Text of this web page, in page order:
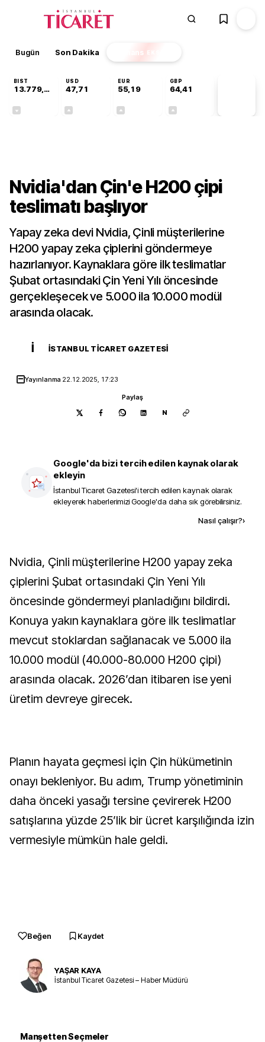
Bugün Son Dakika Finans EKSTRA
BIST
13.779,39
USD
47,71
EUR
55,19
GBP
64,41
Nvidia'dan Çin'e H200 çipi
teslimatı başlıyor
Yapay zeka devi Nvidia, Çinli müşterilerine
H200 yapay zeka çiplerini göndermeye
hazırlanıyor. Kaynaklara göre ilk teslimatlar
Şubat ortasındaki Çin Yeni Yılı öncesinde
gerçekleşecek ve 5.000 ila 10.000 modül
arasında olacak.
İ İSTANBUL TICARET GAZETESI
Yayınlanma 22.12.2025, 17:23
Paylaş
N
Google'da bizi tercih edilen kaynak olarak
ekleyin
İstanbul Ticaret Gazetesi'i tercih edilen kaynak olarak
ekleyerek haberlerimizi Google'da daha sık görebilirsiniz.
Nasıl çalışır?›
Nvidia, Çinli müşterilerine H200 yapay zeka
çiplerini Şubat ortasındaki Çin Yeni Yılı
öncesinde göndermeyi planladığını bildirdi.
Konuya yakın kaynaklara göre ilk teslimatlar
mevcut stoklardan sağlanacak ve 5.000 ila
10.000 modül (40.000-80.000 H200 çipi)
arasında olacak. 2026’dan itibaren ise yeni
üretim devreye girecek.
Planın hayata geçmesi için Çin hükümetinin
onayı bekleniyor. Bu adım, Trump yönetiminin
daha önceki yasağı tersine çevirerek H200
satışlarına yüzde 25’lik bir ücret karşılığında izin
vermesiyle mümkün hale geldi.
Beğen Kaydet
YAŞAR KAYA
İstanbul Ticaret Gazetesi – Haber Müdürü
Manşetten Seçmeler